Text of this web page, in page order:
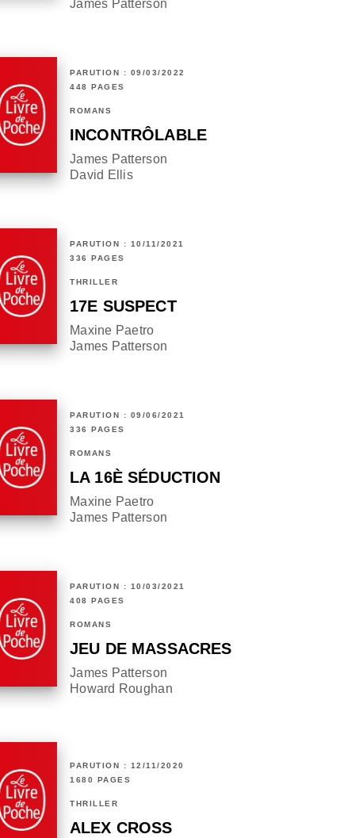
James Patterson
PARUTION : 09/03/2022
448 PAGES
ROMANS
INCONTRÔLABLE
James Patterson
David Ellis
PARUTION : 10/11/2021
336 PAGES
THRILLER
17E SUSPECT
Maxine Paetro
James Patterson
PARUTION : 09/06/2021
336 PAGES
ROMANS
LA 16È SÉDUCTION
Maxine Paetro
James Patterson
PARUTION : 10/03/2021
408 PAGES
ROMANS
JEU DE MASSACRES
James Patterson
Howard Roughan
PARUTION : 12/11/2020
1680 PAGES
THRILLER
ALEX CROSS